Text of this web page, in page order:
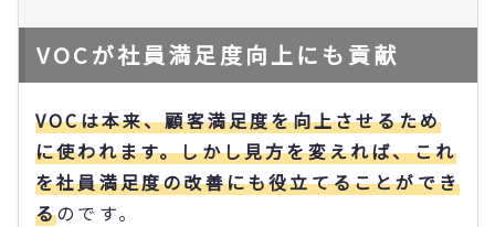
VOCが社員満足度向上にも貢献
VOCは本来、顧客満足度を向上させるため
に使われます。しかし見方を変えれば、これ
を社員満足度の改善にも役立てることができ
るのです。